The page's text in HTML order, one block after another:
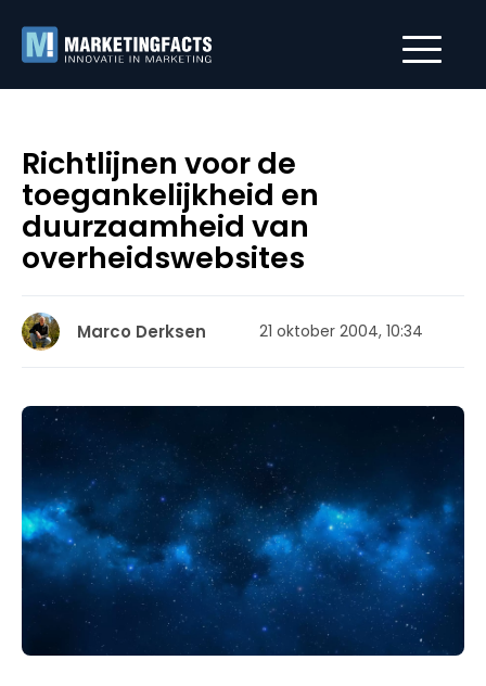
Richtlijnen voor de
toegankelijkheid en
duurzaamheid van
overheidswebsites
Marco Derksen 21 oktober 2004, 10:34